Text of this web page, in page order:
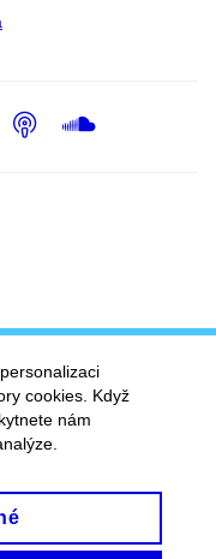
Podcast
cookies. Když
nám